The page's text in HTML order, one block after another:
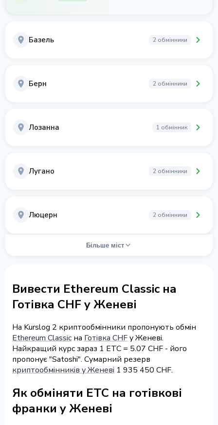
Базель 2 обмінники
Берн 2 обмінники
Лозанна 1 обмінник
Лугано 2 обмінники
Люцерн 2 обмінники
Більше міст
Вивести Ethereum Classic на
Готівка CHF у Женеві
На Kurslog 2 криптообмінники пропонують обмін
Ethereum Classic на Готівка CHFу Женеві.
Найкращий курс зараз 1 ETC = 5.07 CHF - його
пропонує "Satoshi". Сумарний резерв
криптообмінників у Женеві 1 935 450 CHF.
Як обміняти ETC на готівкові
франки у Женеві